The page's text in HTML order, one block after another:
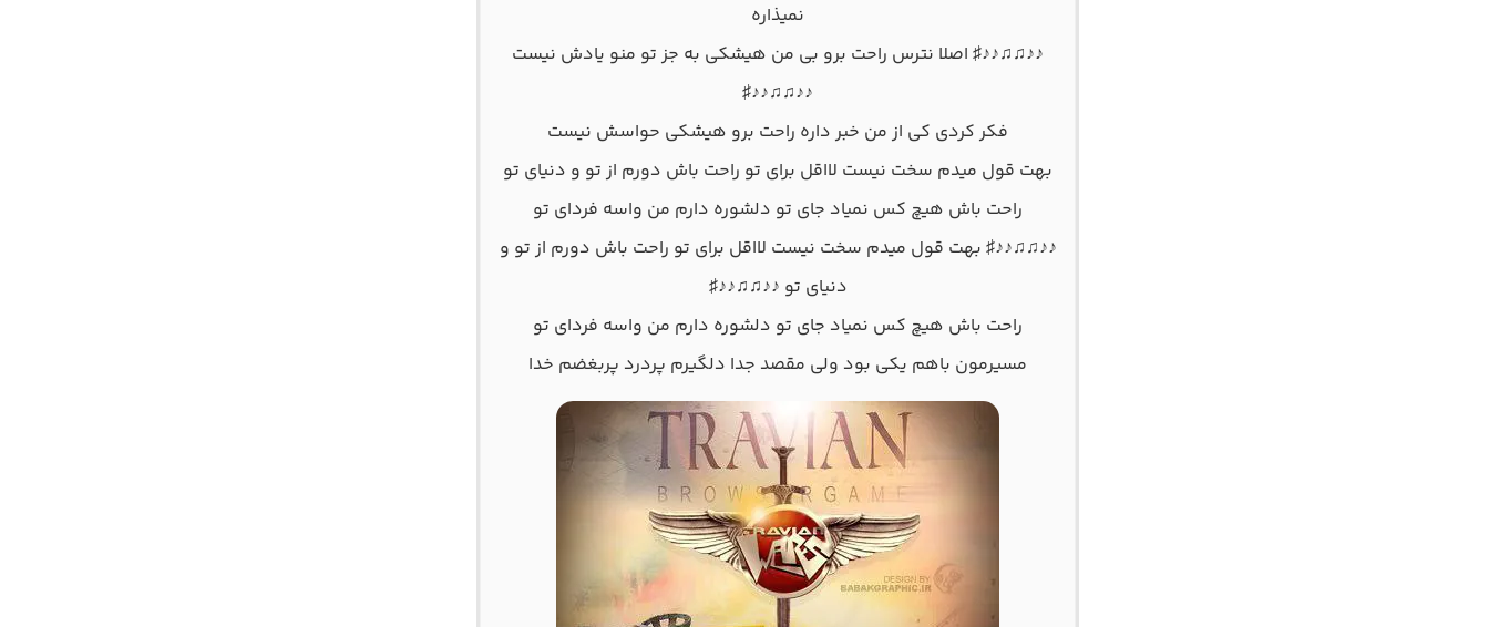
نمیذاره
♪♪♫♫♪♪♯ اصلا نترس راحت برو بی من هیشکی به جز تو منو یادش نیست
♪♪♫♫♪♪♯
فکر کردی کی از من خبر داره راحت برو هیشکی حواسش نیست
بهت قول میدم سخت نیست لااقل برای تو راحت باش دورم از تو و دنیای تو
راحت باش هیچ کس نمیاد جای تو دلشوره دارم من واسه فردای تو
♪♪♫♫♪♪♯ بهت قول میدم سخت نیست لااقل برای تو راحت باش دورم از تو و
دنیای تو ♪♪♫♫♪♪♯
راحت باش هیچ کس نمیاد جای تو دلشوره دارم من واسه فردای تو
مسیرمون باهم یکی بود ولی مقصد جدا دلگیرم پردرد پربغضم خدا